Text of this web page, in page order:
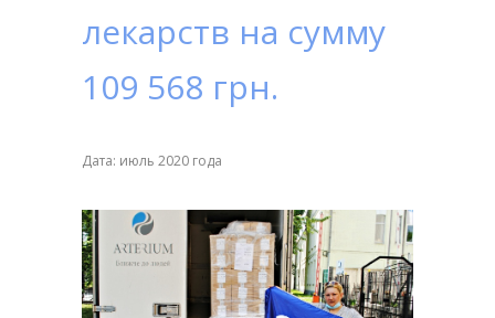
лекарств на сумму
109 568 грн.
Дата: июль 2020 года